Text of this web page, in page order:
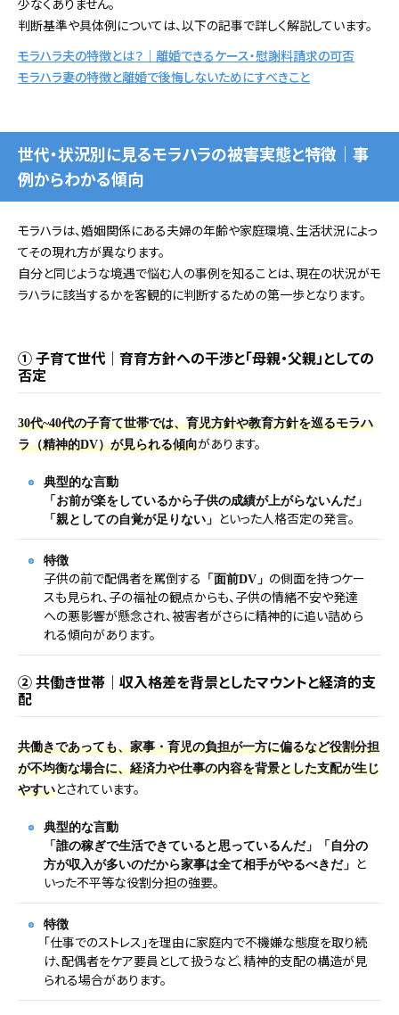
少なくありません。
判断基準や具体例については、以下の記事で詳しく解説しています。
モラハラ夫の特徴とは？｜離婚できるケース・慰謝料請求の可否
モラハラ妻の特徴と離婚で後悔しないためにすべきこと
世代・状況別に見るモラハラの被害実態と特徴｜事
例からわかる傾向
モラハラは、婚姻関係にある夫婦の年齢や家庭環境、生活状況によっ
てその現れ方が異なります。
自分と同じような境遇で悩む人の事例を知ることは、現在の状況がモ
ラハラに該当するかを客観的に判断するための第一歩となります。
① 子育て世代｜育育方針への干渉と「母親・父親」としての
否定
30代~40代の子育て世帯では、育児方針や教育方針を巡るモラハ
ラ（精神的DV）が見られる傾向があります。
典型的な言動
「お前が楽をしているから子供の成績が上がらないんだ」
「親としての自覚が足りない」 といった人格否定の発言。
特徴
子供の前で配偶者を罵倒する 「面前DV」 の側面を持つケー
スも見られ、子の福祉の観点からも、子供の情緒不安や発達
への悪影響が懸念され、被害者がさらに精神的に追い詰めら
れる傾向があります。
② 共働き世帯｜収入格差を背景としたマウントと経済的支
配
共働きであっても、家事・育児の負担が一方に偏るなど役割分担
が不均衡な場合に、経済力や仕事の内容を背景とした支配が生じ
やすいとされています。
典型的な言動
「誰の稼ぎで生活できていると思っているんだ」「自分の
方が収入が多いのだから家事は全て相手がやるべきだ」 と
いった不平等な役割分担の強要。
特徴
「仕事でのストレス」を理由に家庭内で不機嫌な態度を取り続
け、配偶者をケア要員として扱うなど、精神的支配の構造が見
られる場合があります。